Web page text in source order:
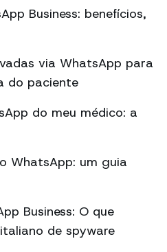
Business: benefícios,
via WhatsApp para
do paciente
do meu médico: a
WhatsApp: um guia
Business: O que
de spyware